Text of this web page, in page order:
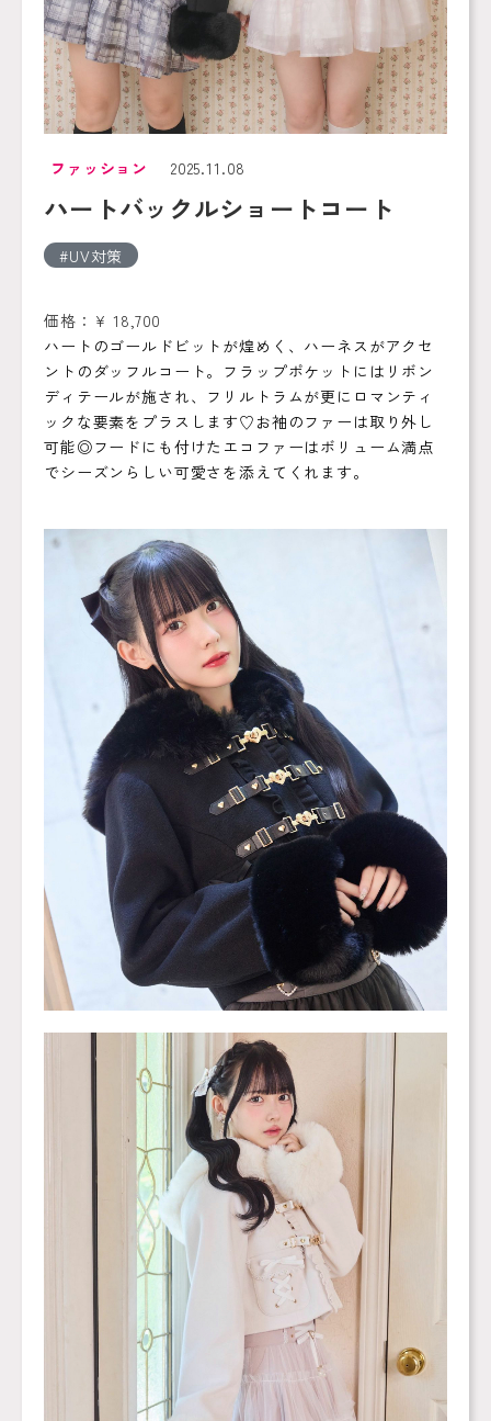
ファッション 2025.11.08
ハートバックルショートコート
UV対策
価格：¥ 18,700
ハートのゴールドビットが煌めく、ハーネスがアクセ
ントのダッフルコート。フラップポケットにはリボン
ディテールが施され、フリルトラムが更にロマンティ
ックな要素をプラスします♡お袖のファーは取り外し
可能◎フードにも付けたエコファーはボリューム満点
でシーズンらしい可愛さを添えてくれます。